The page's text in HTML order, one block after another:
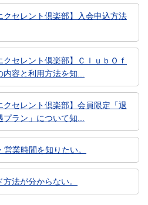
クセレント倶楽部】入会申込方法
クセレント倶楽部】ＣｌｕｂＯｆ
容と利用方法を知...
クセレント倶楽部】会員限定「退
ラン」について知...
業時間を知りたい。
法が分からない。